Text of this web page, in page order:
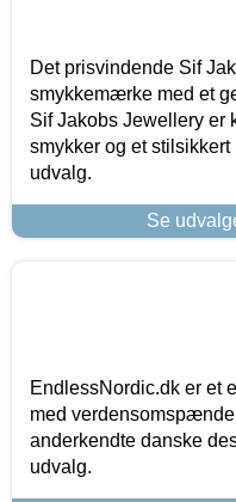
Det prisvindende Sif
smykkemærke med et
Sif Jakobs Jewellery er
smykker og et
udvalg.
Se
EndlessNordic.dk er et
med
anderkendte danske
udvalg.